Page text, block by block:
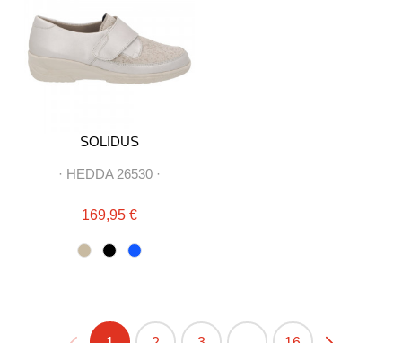
SOLIDUS
· HEDDA 26530 ·
169,95 €